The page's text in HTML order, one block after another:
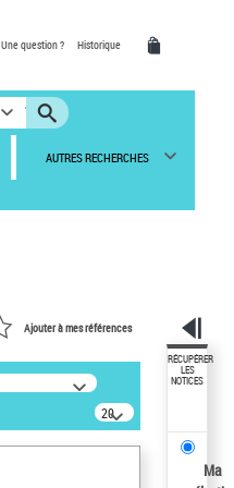
Une question ? Historique
AUTRES RECHERCHES
Ajouter à mes références
20
résultats/page
RÉCUPÉRER
LES
NOTICES
Ma